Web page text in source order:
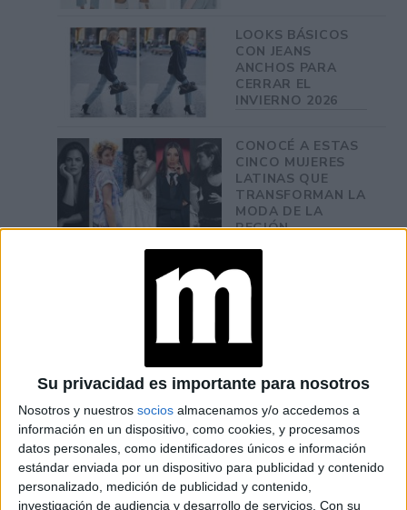
Su privacidad es importante para nosotros
Nosotros y nuestros socios almacenamos y/o accedemos a
información en un dispositivo, como cookies, y procesamos
datos personales, como identificadores únicos e información
estándar enviada por un dispositivo para publicidad y contenido
personalizado, medición de publicidad y contenido,
investigación de audiencia y desarrollo de servicios. Con su
LOOKS BÁSICOS
CON JEANS
ANCHOS PARA
CERRAR EL
INVIERNO 2026
CONOCÉ A ESTAS
CINCO MUJERES
LATINAS QUE
TRANSFORMAN LA
MODA DE LA
REGIÓN
CONOCÉ EL
ACCESORIO QUE
OUTFIT EN
A trévete con la combinación de estampados:
Para las más audaces y experimentadas en
moda, combinar diferentes estampados puede
resultar en looks impactantes. Si decides